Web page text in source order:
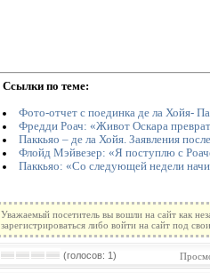
Ссылки по теме:
Фото-отчет с поединка де ла Хойя-
Фредди Роач: «Живот Оскара
Паккьяо – де ла Хойя. Заявления
Флойд Мэйвезер: «Я поступлю с
Паккьяо: «Со следующей недели
Уважаемый посетитель вы вошли на сайт как
зарегистрироваться либо войти на сайт под
(голосов: 1)